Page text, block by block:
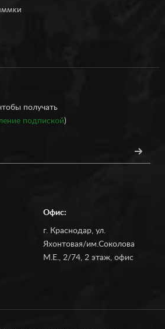
получать
подпиской)
Офис:
г. Краснодар, ул.
Яхонтовая/им.Соколова
М.Е., 2/74, 2 этаж, офис